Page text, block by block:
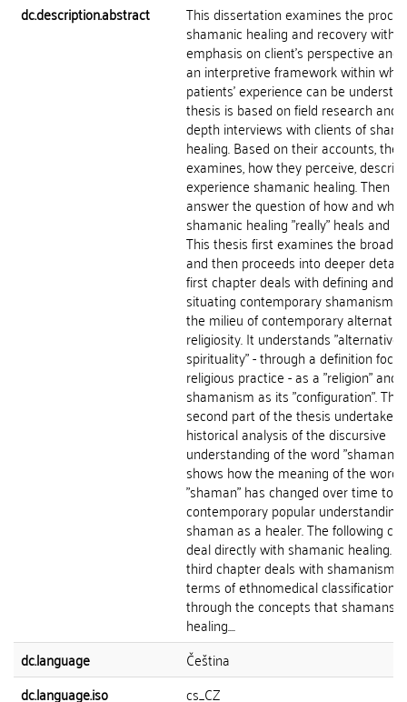
dc.description.abstract
This dissertation examines the
shamanic healing and recovery with
emphasis on client's perspective and
an interpretive framework within
patients' experience can be
thesis is based on field research and
depth interviews with clients of
healing. Based on their accounts, the
examines, how they perceive,
experience shamanic healing. Then
answer the question of how and what
shamanic healing "really" heals and
This thesis first examines the
and then proceeds into deeper detail.
first chapter deals with defining and
situating contemporary shamanism
the milieu of contemporary
religiosity. It understands "alternative
spirituality" - through a definition
religious practice - as a "religion" and
shamanism as its "configuration". The
second part of the thesis undertakes
historical analysis of the discursive
understanding of the word "shaman"
shows how the meaning of the word
"shaman" has changed over time to
contemporary popular
shaman as a healer. The following
deal directly with shamanic healing.
third chapter deals with shamanism
terms of ethnomedical classification
through the concepts that shamans
healing....
dc.language
Čeština
dc.language.iso
cs_CZ